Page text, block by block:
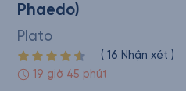
Phaedo)
Plato
( 16 Nhận xét )
19 giờ 45 phút